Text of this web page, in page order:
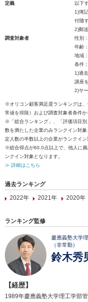
定義
以下
1)簿
付随
2)郵
調査対象者
性別
年齢
地域
条件
1)過
講座
2)サ
※オリコン顧客満足度ランキングは
常値を排除）および調査対象者条件
※「総合ランキング」、「評価項目
数を満たした企業のみランクイン対
定人数の半数以上の企業がランクイン
※総合得点が60.0点以上で、他人に
ンクイン対象となります。
≫ 詳細はこちら
過去ランキング
2022年
2021年 2020年
ランキング監修
慶應義塾大学
（非常勤）
鈴木秀
【経歴】
1989年慶應義塾大学理工学部管